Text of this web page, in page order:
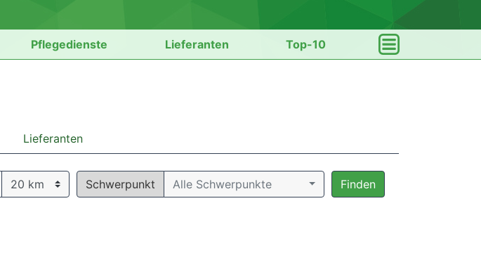
Pflegedienste Lieferanten Top-10
Lieferanten
Schwerpunkt Alle Schwerpunkte Finden